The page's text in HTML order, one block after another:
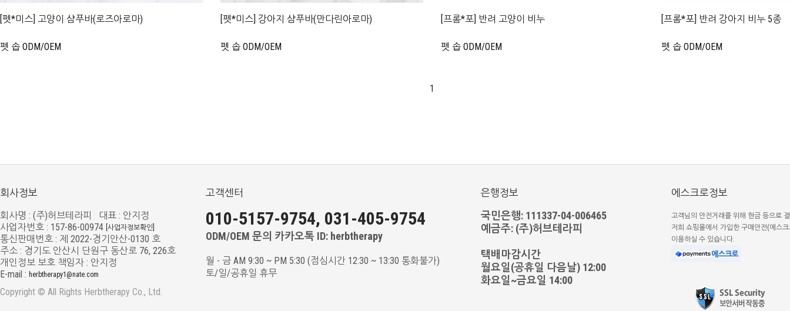
[펫*미스] 고양이 샴푸바(로즈아로마)
펫 솝 ODM/OEM
[펫*미스] 강아지 샴푸바(만다린아로마)
펫 솝 ODM/OEM
[프롬*포] 반려 고양이 비누
펫 솝 ODM/OEM
[프롬*포] 반려 강아지 비누 5종
펫 솝 ODM/OEM
1
회사정보
회사명 : (주)허브테라피 대표 : 안지정
사업자번호 : 157-86-00974 [사업자정보확인]
통신판매번호 : 제 2022-경기안산-0130 호
주소 : 경기도 안산시 단원구 동산로 76, 226호
개인정보 보호 책임자 : 안지정
E-mail : herbtherapy1@nate.com
Copyright © All Rights Herbtherapy Co., Ltd.
고객센터
010-5157-9754, 031-405-9754
ODM/OEM 문의 카카오톡 ID: herbtherapy
월 - 금 AM 9:30 ~ PM 5:30 (점심시간 12:30 ~ 13:30 통화불가)
토/일/공휴일 휴무
은행정보
국민은행: 111337-04-006465
예금주: (주)허브테라피
택배마감시간
월요일(공휴일 다음날) 12:00
화요일~금요일 14:00
에스크로정보
고객님의 안전거래를 위해 현금 등으로
저희 쇼핑몰에서 가입한 구매안전(에스
이용하실 수 있습니다.